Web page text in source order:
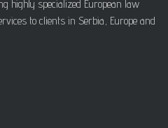
highly specialized European law
to clients in Serbia, Europe and